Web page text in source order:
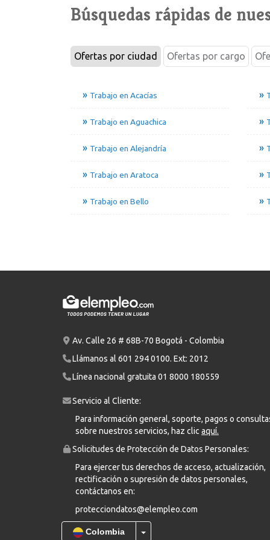
Búsquedas rápidas de
Ofertas por ciudad Ofertas por cargo
Trabajo en Acacías
Trabajo en Aguachica
Trabajo en Alejandría
Trabajo en Aratoca
Trabajo en Bello
Av. Calle 26 # 68B-70 Bogotá - Colombia
Llámanos al 601 294 0100. Ext: 2012
Línea nacional gratuita 01 8000 180559
Servicio al Cliente:
Para información general, soporte, pagos o
sobre nuestros servicios, haz clicaquí.
Solicitudes de Protección de Datos Personales:
Para ejercer tus derechos de acceso, actualización,
rectificación o supresión de datos personales,
contáctanos en:
protecciondatos@elempleo.com
Colombia